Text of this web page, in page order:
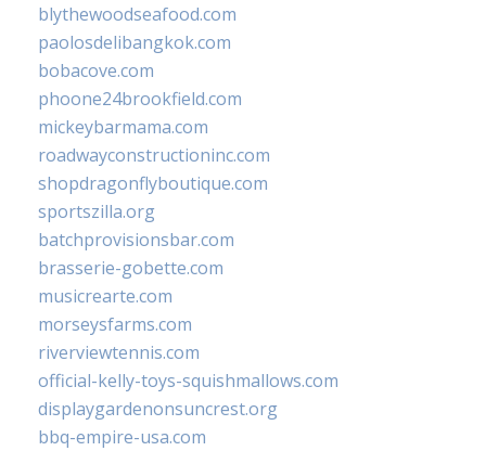
blythewoodseafood.com
paolosdelibangkok.com
bobacove.com
phoone24brookfield.com
mickeybarmama.com
roadwayconstructioninc.com
shopdragonflyboutique.com
sportszilla.org
batchprovisionsbar.com
brasserie-gobette.com
musicrearte.com
morseysfarms.com
riverviewtennis.com
official-kelly-toys-squishmallows.com
displaygardenonsuncrest.org
bbq-empire-usa.com